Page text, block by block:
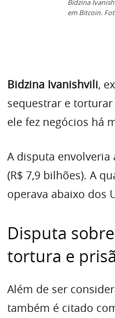
Bidzina
em Bitcoin.
Bidzina Ivanishvili,
sequestrar e torturar
ele fez negócios há
A disputa envolveria
(R$ 7,9 bilhões). A
operava abaixo dos
Disputa
tortura e
Além de ser
também é citado